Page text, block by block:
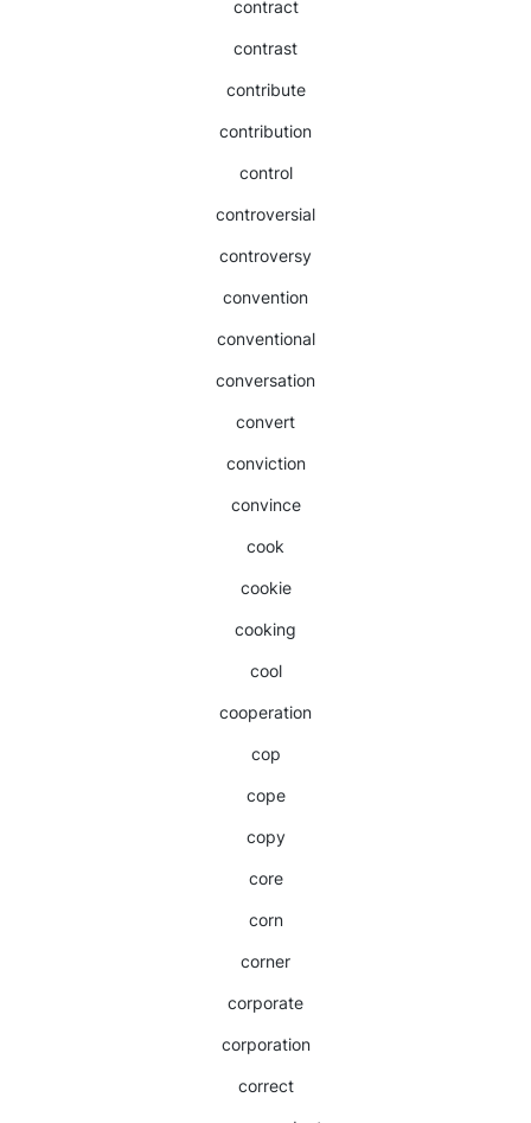
contract
contrast
contribute
contribution
control
controversial
controversy
convention
conventional
conversation
convert
conviction
convince
cook
cookie
cooking
cool
cooperation
cop
cope
copy
core
corn
corner
corporate
corporation
correct